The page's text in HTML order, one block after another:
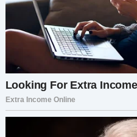
любовь и душевную
несколько лет все
сторону.
Сейчас мне 32.
Много воспоминаний.
заключалась в том, что
давно, а я была
слишком упряма, чтобы